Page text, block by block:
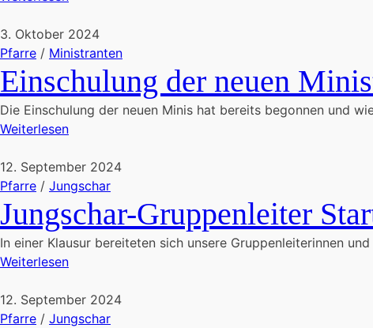
3. Oktober 2024
Pfarre / Ministranten
Einschulung der neuen
Die Einschulung der neuen Minis hat bereits begonnen und
Weiterlesen
12. September 2024
Pfarre / Jungschar
Jungschar-Gruppenleiter
In einer Klausur bereiteten sich unsere Gruppenleiterinnen
Weiterlesen
12. September 2024
Pfarre / Jungschar